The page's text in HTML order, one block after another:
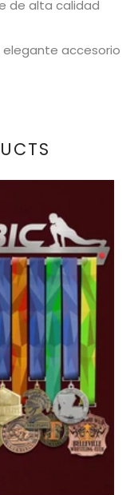
de alta calidad
elegante accesorio